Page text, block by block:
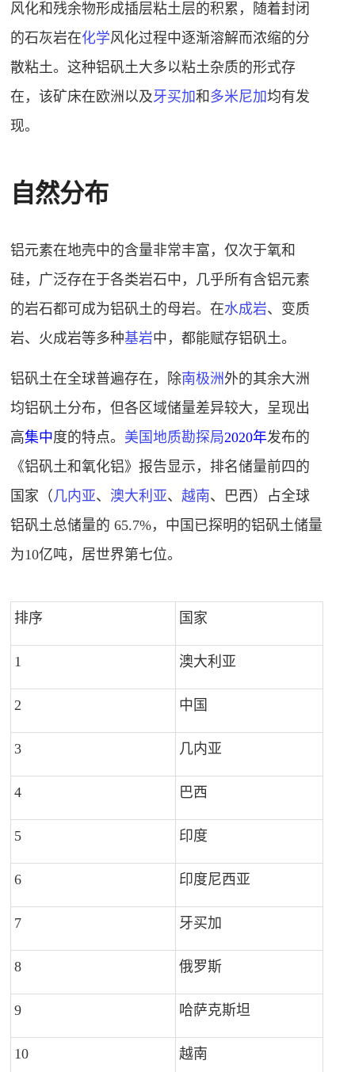
风化和残余物形成插层粘土层的积累，随着封闭
的石灰岩在化学风化过程中逐渐溶解而浓缩的分
散粘土。这种铝矾土大多以粘土杂质的形式存
在，该矿床在欧洲以及牙买加和 多米尼加均有发
现。
自然分布
铝元素在地壳中的含量非常丰富，仅次于氧和
硅，广泛存在于各类岩石中，几乎所有含铝元素
的岩石都可成为铝矾土的母岩。在水成岩、变质
岩、 火成岩等多种基岩中，都能赋存铝矾土。
铝矾土在全球普遍存在，除南极洲 外的其余大洲
均铝矾土分布，但各区域储量差异较大，呈现出
高集中度的特点。 美国地质勘探局2020年发布的
《铝矾土和氧化铝》报告显示，排名储量前四的
国家（几内亚、 澳大利亚、越南、 巴西）占全球
铝矾土总储量的 65.7%，中国已探明的铝矾土储量
为10亿吨，居世界第七位。
排序 国家
1 澳大利亚
2 中国
3 几内亚
4 巴西
5 印度
6 印度尼西亚
7 牙买加
8 俄罗斯
9 哈萨克斯坦
10 越南